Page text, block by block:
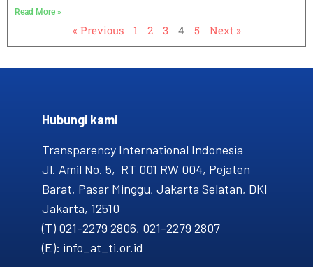
Read More »
« Previous 1 2 3 4 5 Next »
Hubungi kami​
Transparency International Indonesia
Jl. Amil No. 5, RT 001 RW 004, Pejaten
Barat, Pasar Minggu, Jakarta Selatan, DKI
Jakarta, 12510
(T) 021-2279 2806, 021-2279 2807
(E): info_at_ti.or.id